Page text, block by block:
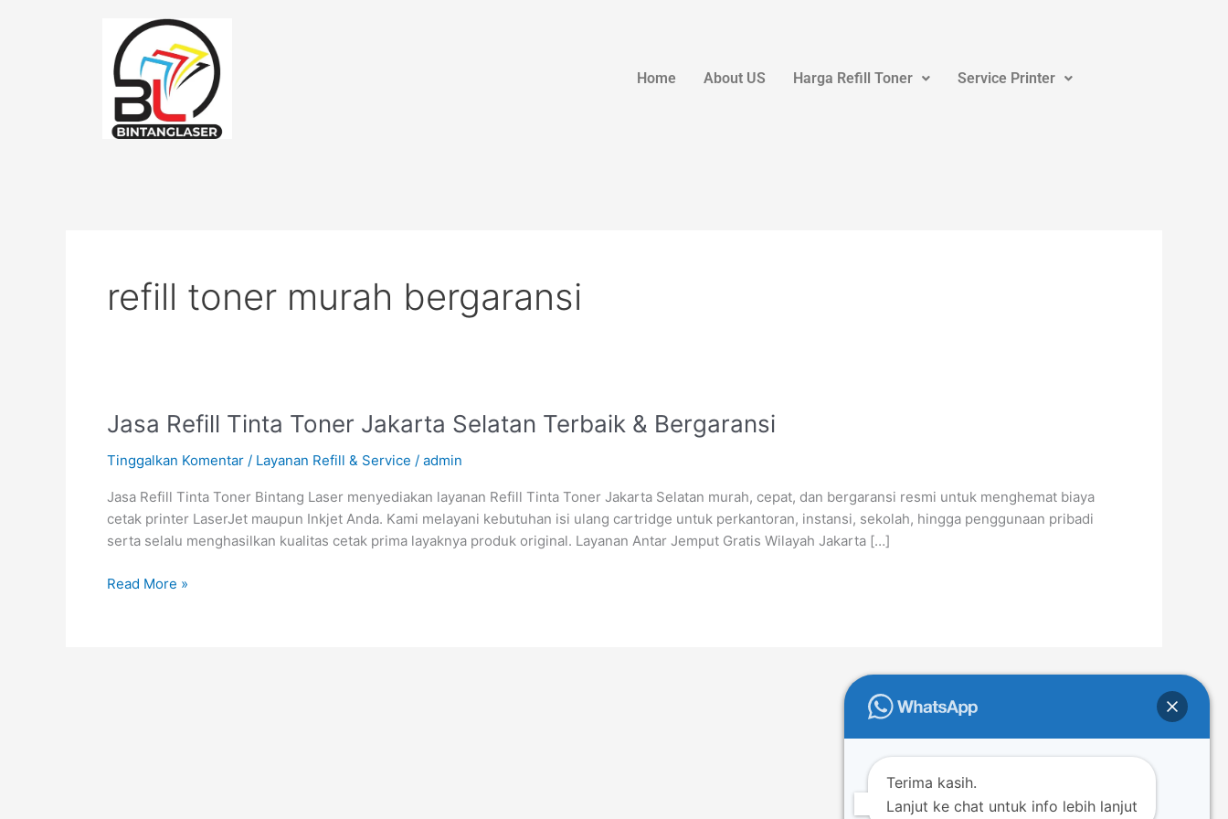
Home
About US Harga Refill Toner Service Printer
refill toner murah bergaransi
Jasa Refill Tinta Toner Jakarta Selatan Terbaik & Bergaransi
Tinggalkan Komentar / Layanan Refill & Service / admin
Jasa Refill Tinta Toner Bintang Laser menyediakan layanan Refill Tinta Toner Jakarta Selatan murah, cepat, dan bergaransi resmi untuk menghemat biaya
cetak printer LaserJet maupun Inkjet Anda. Kami melayani kebutuhan isi ulang cartridge untuk perkantoran, instansi, sekolah, hingga penggunaan pribadi
serta selalu menghasilkan kualitas cetak prima layaknya produk original. Layanan Antar Jemput Gratis Wilayah Jakarta […]
Jasa
Tinta
Jakarta
Selatan
Terbaik
Bergaransi
Read More »
Terima kasih.
Lanjut ke chat untuk info lebih lanjut